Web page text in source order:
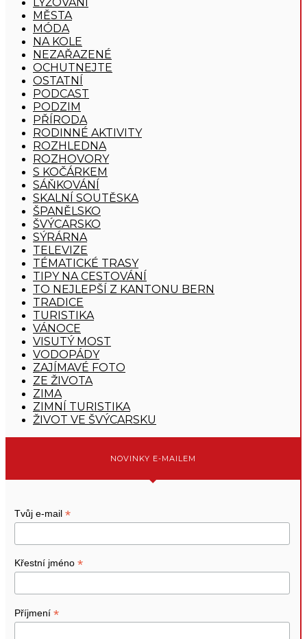
MĚSTA
MÓDA
NA KOLE
NEZAŘAZENÉ
OCHUTNEJTE
OSTATNÍ
PODCAST
PODZIM
PŘÍRODA
RODINNÉ AKTIVITY
ROZHLEDNA
ROZHOVORY
S KOČÁRKEM
SÁŇKOVÁNÍ
SKALNÍ SOUTĚSKA
ŠPANĚLSKO
ŠVÝCARSKO
SÝRÁRNA
TELEVIZE
TÉMATICKÉ TRASY
TIPY NA CESTOVÁNÍ
TO NEJLEPŠÍ Z KANTONU BERN
TRADICE
TURISTIKA
VÁNOCE
VISUTÝ MOST
VODOPÁDY
ZAJÍMAVÉ FOTO
ZE ŽIVOTA
ZIMA
ZIMNÍ TURISTIKA
ŽIVOT VE ŠVÝCARSKU
NOVINKY E-MAILEM
Tvůj e-mail *
Křestní jméno *
Příjmení *